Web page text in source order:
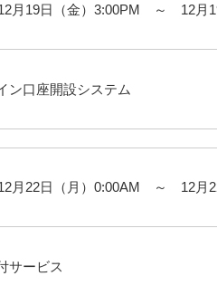
月19日（金）3:00PM ～ 12月
ン口座開設システム
月22日（月）0:00AM ～ 12月
サービス